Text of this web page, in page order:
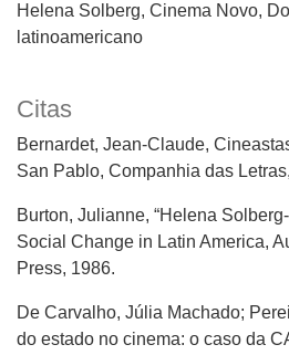
Helena Solberg Cinema Novo
latinoamericano
Citas
Bernardet, Jean-Claude,
San Pablo, Companhia das
Burton, Julianne, “Helena
Social Change in Latin America,
Press, 1986.
De Carvalho, Júlia Machado;
do estado no cinema: o caso da